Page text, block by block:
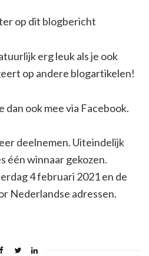
op dit blogbericht
erg leuk als je ook
op andere blogartikelen!
dan ook mee via Facebook.
deelnemen. Uiteindelijk
één winnaar gekozen.
4 februari 2021 en de
Nederlandse adressen.